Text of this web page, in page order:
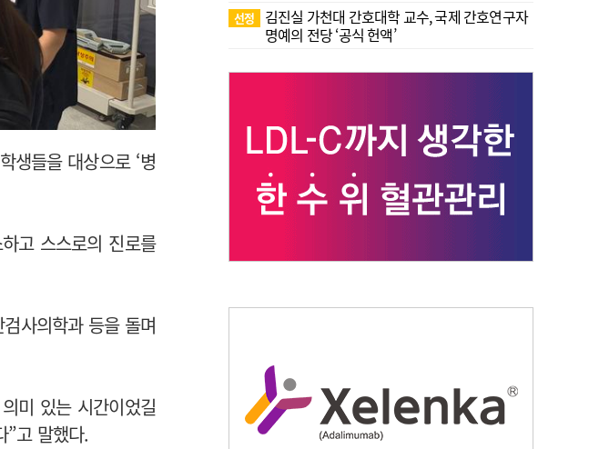
생들을 대상으로 ‘병
고 스스로의 진로를
사의학과 등을 돌며
미 있는 시간이었길
”고 말했다.
선정
김진실 가천대 간호대학 교수, 국제 간호연구자
명예의 전당 ‘공식 헌액’